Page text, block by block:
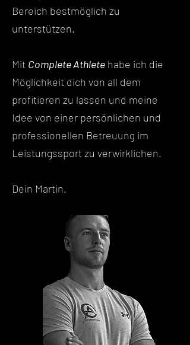
Bereich bestmöglich zu
unterstützen.
Mit Complete Athlete habe ich die
Möglichkeit dich von all dem
profitieren zu lassen und meine
Idee von einer persönlichen und
professionellen Betreuung im
Leistungssport zu verwirklichen.
Dein Martin.